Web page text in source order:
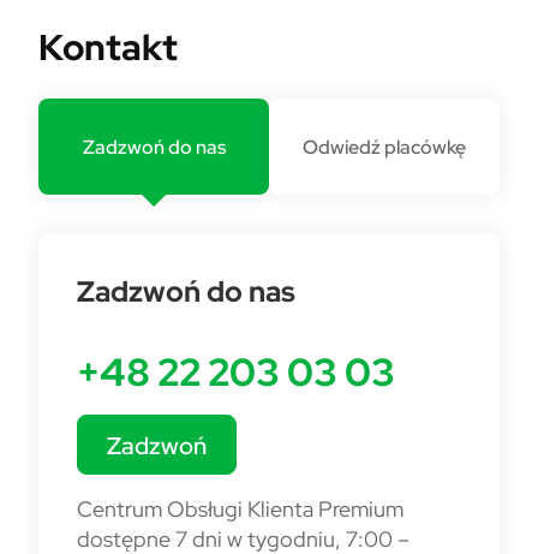
Kontakt
Zadzwoń do nas Odwiedź placówkę
Zadzwoń do nas
+48 22 203 03 03
Zadzwoń
Centrum Obsługi Klienta Premium
dostępne 7 dni w tygodniu, 7:00 –